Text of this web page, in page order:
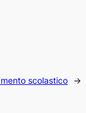
scolastico →